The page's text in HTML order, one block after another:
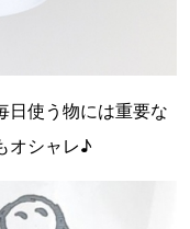
日使う物には重要な
オシャレ♪